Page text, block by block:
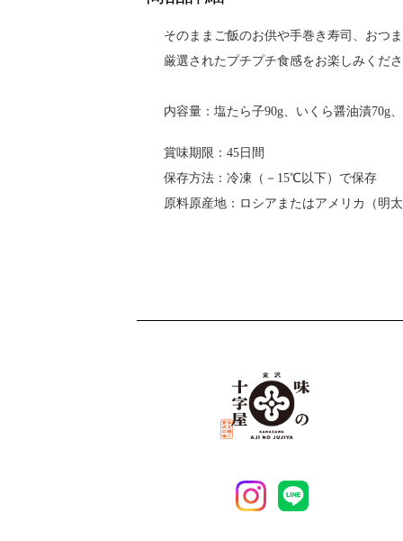
そのままご飯のお供や手巻き寿司、おつ
厳選されたプチプチ食感をお楽しみくだ
内容量：塩たら子90g、いくら醤油漬70g
賞味期限：45日間
保存方法：冷凍（－15℃以下）で保存
原料原産地：ロシアまたはアメリカ（明